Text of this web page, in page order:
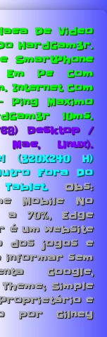
De Video
HardGam3r.
SmartPhone
Pc Com
Internet Com
Ping Maximo
10ms.
Desktop /
Linux).
(320X240 H)
Fora Do
Obs:
Mobile No
a 70%, Edge
é um website
dos jogos e
informar sem
Google,
Simple
e
por Gilney